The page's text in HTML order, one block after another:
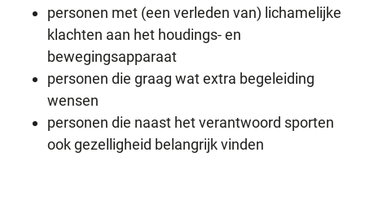
personen met (een verleden van) lichamelijke
klachten aan het houdings- en
bewegingsapparaat
personen die graag wat extra begeleiding
wensen
personen die naast het verantwoord sporten
ook gezelligheid belangrijk vinden